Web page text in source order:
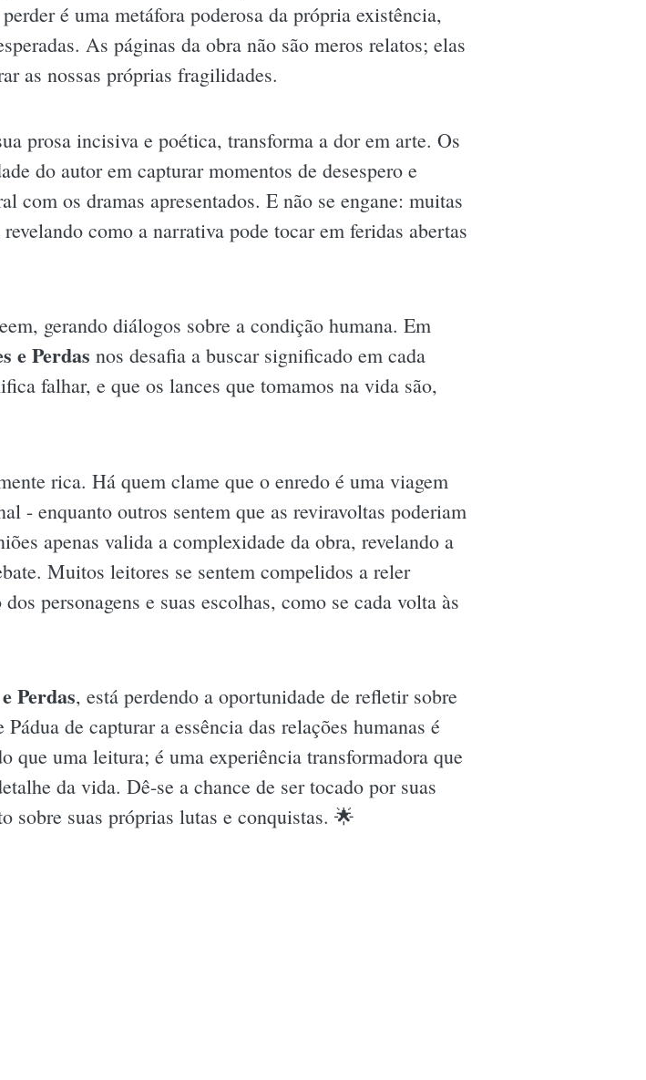
é uma metáfora poderosa da própria existência,
As páginas da obra não são meros relatos; elas
as nossas próprias fragilidades.
prosa incisiva e poética, transforma a dor em arte. Os
do autor em capturar momentos de desespero e
com os dramas apresentados. E não se engane: muitas
como a narrativa pode tocar em feridas abertas
gerando diálogos sobre a condição humana. Em
e Perdas nos desafia a buscar significado em cada
falhar, e que os lances que tomamos na vida são,
rica. Há quem clame que o enredo é uma viagem
- enquanto outros sentem que as reviravoltas poderiam
apenas valida a complexidade da obra, revelando a
Muitos leitores se sentem compelidos a reler
personagens e suas escolhas, como se cada volta às
Perdas, está perdendo a oportunidade de refletir sobre
de capturar a essência das relações humanas é
que uma leitura; é uma experiência transformadora que
da vida. Dê-se a chance de ser tocado por suas
sobre suas próprias lutas e conquistas. 🌟